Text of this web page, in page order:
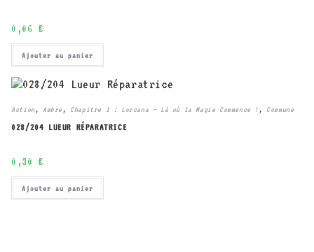
0,06 €
Ajouter au panier
Action , Ambre , Chapitre 1 : Lorcana – Là où la Magie Commence ! , Commune
028/204 LUEUR RÉPARATRICE
0,30 €
Ajouter au panier